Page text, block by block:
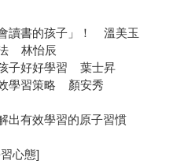
讀書的孩子」！ 溫美玉
林怡辰
子好好學習 葉士昇
學習策略 顏安秀
出有效學習的原子習慣
心態]